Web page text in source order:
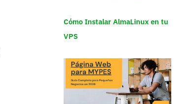
Cómo Instalar AlmaLinux en tu
VPS